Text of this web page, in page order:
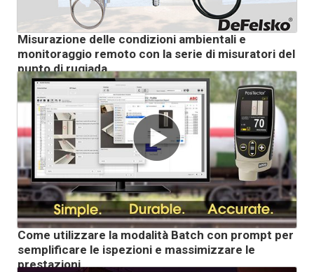
Misurazione delle condizioni ambientali e
monitoraggio remoto con la serie di misuratori del
punto di rugiada
Come utilizzare la modalità Batch con prompt per
semplificare le ispezioni e massimizzare le
prestazioni